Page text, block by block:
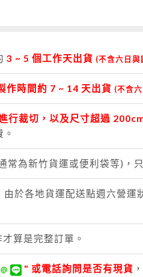
3 ~ 5 個工作天出貨 (不含六日與
作時間約 7 ~ 14 天出貨 (不含
行裁切，以及尺寸超過
常為新竹貨運或便利袋等)，
於各地貨運配送點週六營
才算是完整訂單。
" 或電話詢問是否有現貨